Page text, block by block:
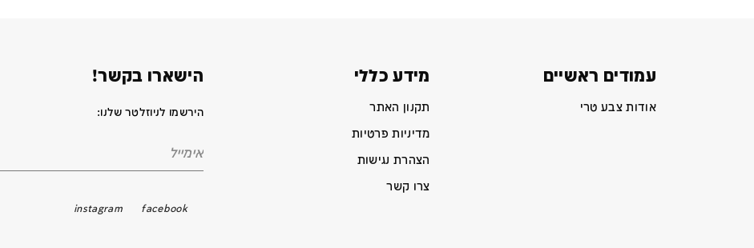
עמודים ראשיים
אודות צבע טרי
מידע כללי
תקנון האתר
מדיניות פרטיות
הצהרת נגישות
צרו קשר
הישארו בקשר!
הירשמו לניוזלטר שלנו:
facebook
instagram